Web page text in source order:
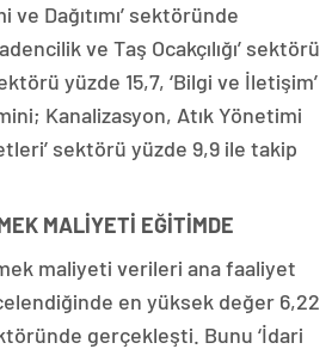
Dağıtımı’ sektöründe
ve Taş Ocakçılığı’ sektörü
yüzde 15,7, ‘Bilgi ve İletişim’
Kanalizasyon, Atık Yönetimi
sektörü yüzde 9,9 ile takip
MALİYETİ EĞİTİMDE
maliyeti verileri ana faaliyet
en yüksek değer 6,22
gerçekleşti. Bunu ‘İdari